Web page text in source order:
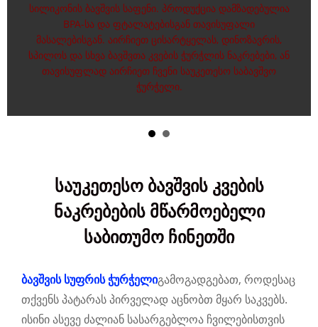
სილიკონის ბავშვის საფენი. პროდუქცია დამზადებულია
BPA-სა და ფტალატებისგან თავისუფალი
მასალებისგან. აირჩიეთ ცისარტყელას, დინოზავრის,
სპილოს და სხვა ბავშვთა კვების ჭურჭლის ნაკრებები, ან
თავისუფლად აირჩიეთ ჩვენი საუკეთესო საბავშვო
ჭურჭელი.
საუკეთესო ბავშვის კვების
ნაკრებების მწარმოებელი
საბითუმო ჩინეთში
ბავშვის სუფრის ჭურჭელიგამოგადგებათ, როდესაც
თქვენს პატარას პირველად აცნობთ მყარ საკვებს.
ისინი ასევე ძალიან სასარგებლოა ჩვილებისთვის